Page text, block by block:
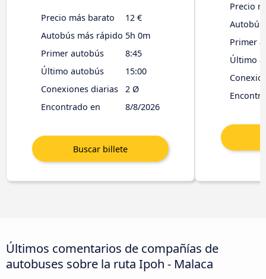
Precio más barato
12 €
Autobús más rápido 5h 0m
Primer autobús
8:45
Último autobús
15:00
Conexiones diarias
2 Ø
Encontrado en
8/8/2026
Precio
Primer
Último
Últimos comentarios de compañías de
autobuses sobre la ruta Ipoh - Malaca